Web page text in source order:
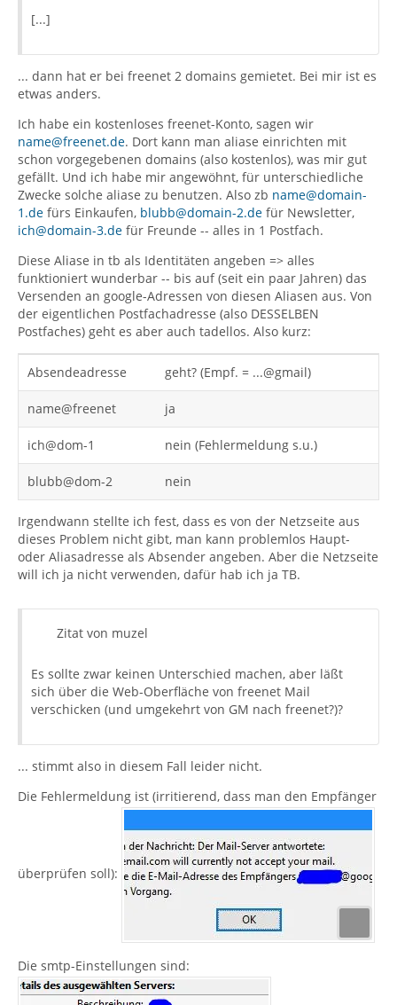
[...]
... dann hat er bei freenet 2 domains gemietet. Bei mir ist es
etwas anders.
Ich habe ein kostenloses freenet-Konto, sagen wir
name@freenet.de. Dort kann man aliase einrichten mit
schon vorgegebenen domains (also kostenlos), was mir gut
gefällt. Und ich habe mir angewöhnt, für unterschiedliche
Zwecke solche aliase zu benutzen. Also zb name@domain-
1.de fürs Einkaufen, blubb@domain-2.de für Newsletter,
ich@domain-3.de für Freunde -- alles in 1 Postfach.
Diese Aliase in tb als Identitäten angeben => alles
funktioniert wunderbar -- bis auf (seit ein paar Jahren) das
Versenden an google-Adressen von diesen Aliasen aus. Von
der eigentlichen Postfachadresse (also DESSELBEN
Postfaches) geht es aber auch tadellos. Also kurz:
Absendeadresse geht? (Empf. = ...@gmail)
name@freenet ja
ich@dom-1 nein (Fehlermeldung s.u.)
blubb@dom-2 nein
Irgendwann stellte ich fest, dass es von der Netzseite aus
dieses Problem nicht gibt, man kann problemlos Haupt-
oder Aliasadresse als Absender angeben. Aber die Netzseite
will ich ja nicht verwenden, dafür hab ich ja TB.
Zitat von muzel
Es sollte zwar keinen Unterschied machen, aber läßt
sich über die Web-Oberfläche von freenet Mail
verschicken (und umgekehrt von GM nach freenet?)?
... stimmt also in diesem Fall leider nicht.
Die Fehlermeldung ist (irritierend, dass man den Empfänger
überprüfen soll):
Die smtp-Einstellungen sind: